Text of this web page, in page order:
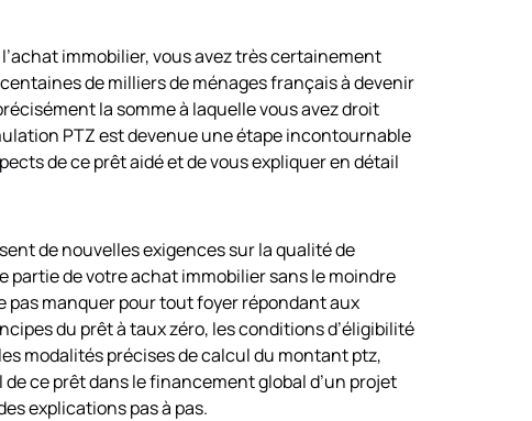
immobilier, vous avez très certainement
de milliers de ménages français à devenir
la somme à laquelle vous avez droit
PTZ est devenue une étape incontournable
de ce prêt aidé et de vous expliquer en détail
de nouvelles exigences sur la qualité de
partie de votre achat immobilier sans le moindre
pas manquer pour tout foyer répondant aux
du prêt à taux zéro, les conditions d’éligibilité
modalités précises de calcul du montant ptz,
ce prêt dans le financement global d’un projet
explications pas à pas.